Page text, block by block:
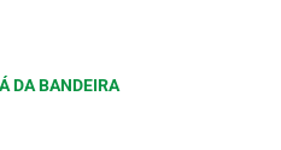
DA BANDEIRA